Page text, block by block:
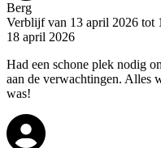
Berg
Verblijf van 13 april 2026 tot
18 april 2026
Had een schone plek nodig
aan de verwachtingen. Alles
was!